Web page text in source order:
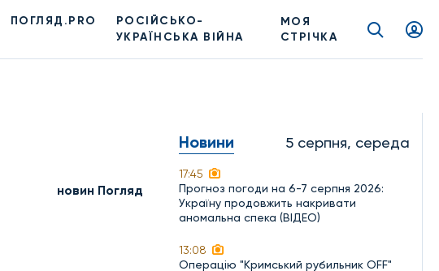
ПОГЛЯД.PRO
РОСІЙСЬКО-
УКРАЇНСЬКА ВІЙНА
МОЯ
СТРІЧКА
новин Погляд
Новини 5 серпня, середа
17:45
Прогноз погоди на 6-7 серпня 2026:
Україну продовжить накривати
аномальна спека (ВІДЕО)
13:08
Операцію "Кримський рубильник OFF"